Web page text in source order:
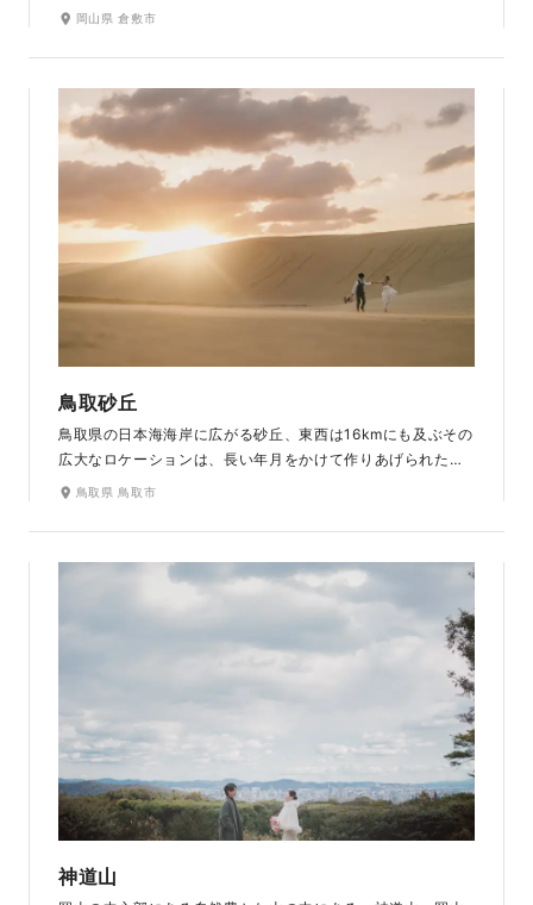
も人気のお花見スポット。サツキ・アカメなどの木々など、
や瀬戸内海の多島美を望むことができ、その眺望の魅力の一
つです。
岡山県 倉敷市
鳥取砂丘
鳥取県の日本海海岸に広がる砂丘、東西は16kmにも及ぶその
広大なロケーションは、長い年月をかけて作りあげられた砂
と風による造形美を楽しむことができます。特別保護地区に
ウェディングは、幻想的で他とは違う特別な写真を残したい
方にオススメです。
鳥取県 鳥取市
神道山